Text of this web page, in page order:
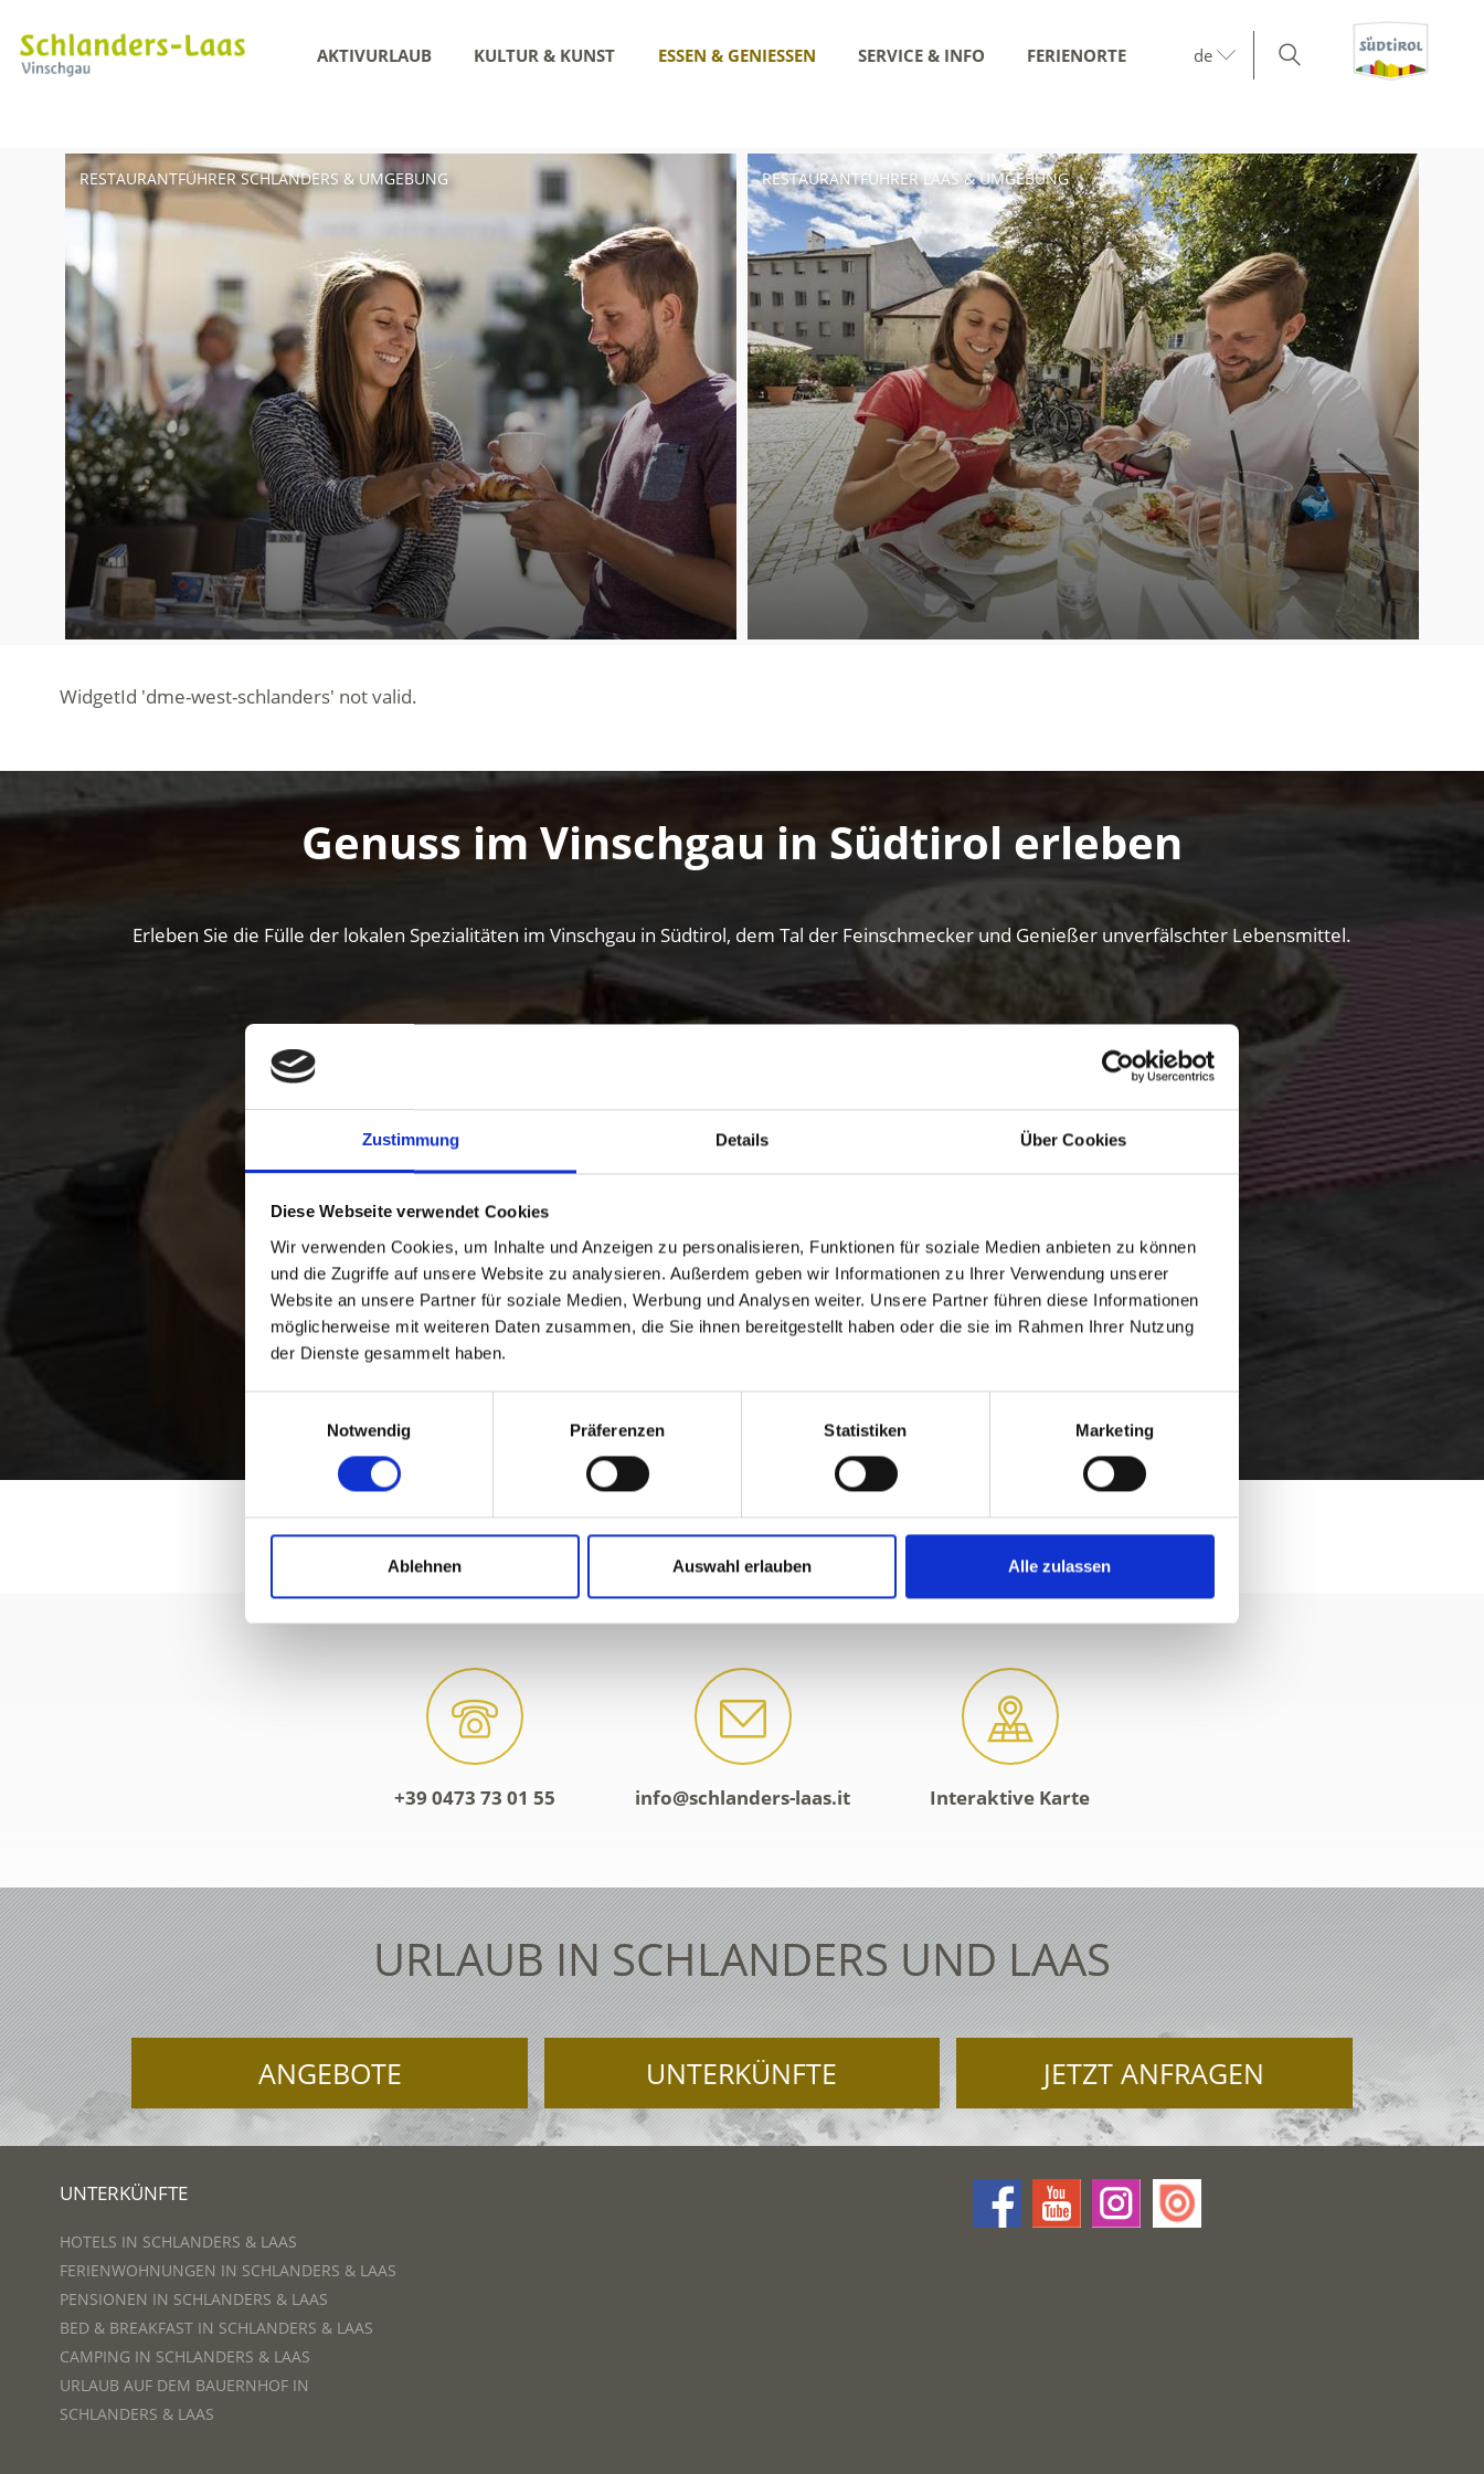
Zustimmung Details Über Cookies
Diese Webseite verwendet Cookies
Wir verwenden Cookies, um Inhalte und Anzeigen zu personalisieren, Funktionen für soziale Medien anbieten zu können
und die Zugriffe auf unsere Website zu analysieren. Außerdem geben wir Informationen zu Ihrer Verwendung unserer
Website an unsere Partner für soziale Medien, Werbung und Analysen weiter. Unsere Partner führen diese Informationen
möglicherweise mit weiteren Daten zusammen, die Sie ihnen bereitgestellt haben oder die sie im Rahmen Ihrer Nutzung
der Dienste gesammelt haben.
Notwendig
Präferenzen Statistiken Marketing
Ablehnen Auswahl erlauben Alle zulassen
AKTIVURLAUB KULTUR & KUNST ESSEN & GENIESSEN SERVICE & INFO FERIENORTE de
RESTAURANTFÜHRER SCHLANDERS & UMGEBUNG RESTAURANTFÜHRER LAAS & UMGEBUNG
Genuss im Vinschgau in Südtirol erleben
Erleben Sie die Fülle der lokalen Spezialitäten im Vinschgau in Südtirol, dem Tal der Feinschmecker und Genießer unverfälschter Lebensmittel.
+39 0473 73 01 55 info@schlanders-laas.it Interaktive Karte
URLAUB IN SCHLANDERS UND LAAS
ANGEBOTE UNTERKÜNFTE JETZT ANFRAGEN
UNTERKÜNFTE
HOTELS IN SCHLANDERS & LAAS
FERIENWOHNUNGEN IN SCHLANDERS & LAAS
PENSIONEN IN SCHLANDERS & LAAS
BED & BREAKFAST IN SCHLANDERS & LAAS
CAMPING IN SCHLANDERS & LAAS
URLAUB AUF DEM BAUERNHOF IN
SCHLANDERS & LAAS